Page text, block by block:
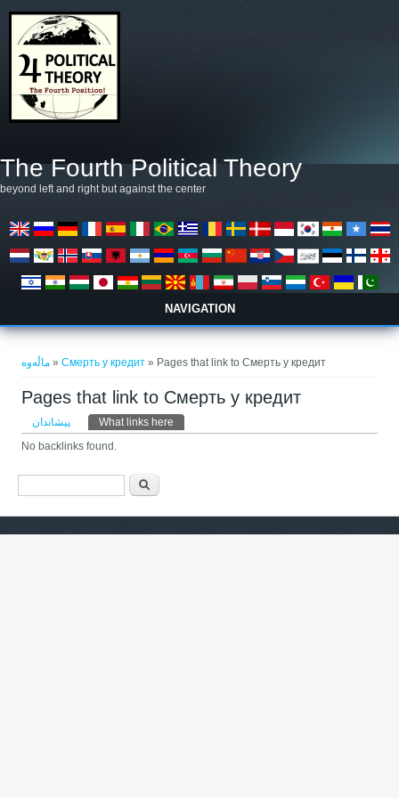
The Fourth Political Theory
beyond left and right but against the center
NAVIGATION
تۆ لێرەیت
ماڵەوە »Смерть у кредит » Pages that link to Смерть у кредит
Pages that link to Смерть у кредит
Primary tabs
پیشاندان What links here
No backlinks found.
فۆرمی گەڕان